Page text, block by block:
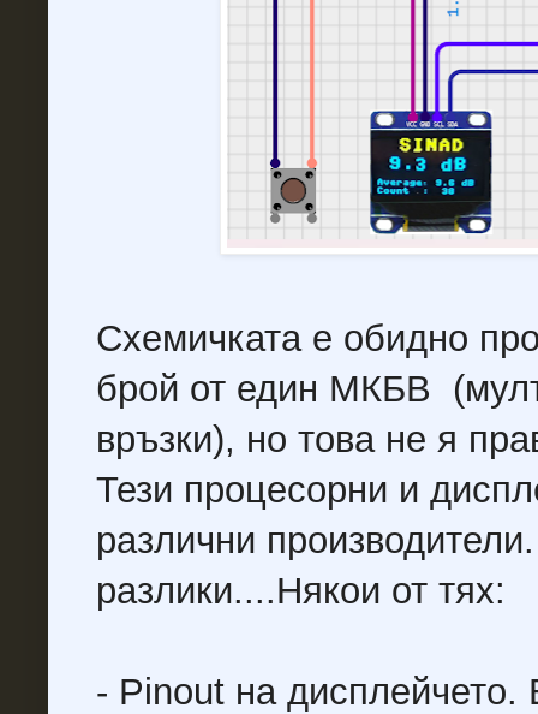
Схемичката е обидно
брой от един МКБВ
връзки), но това не я
Тези процесорни и
различни
разлики....Някои от тях:
- Pinout на дисплейчето.